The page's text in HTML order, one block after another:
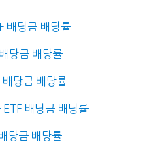
배당금 배당률
당금 배당률
당금 배당률
배당금 배당률
당금 배당률